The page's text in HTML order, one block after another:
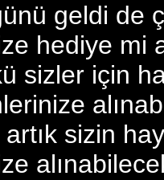
geldi de
hediye mi
sizler için
sizin